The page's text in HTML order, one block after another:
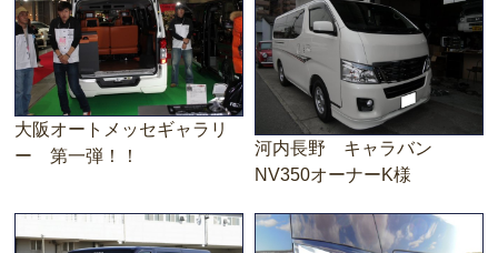
大阪オートメッセギャラリ
ー 第一弾！！
河内長野 キャラバン
NV350オーナーK様